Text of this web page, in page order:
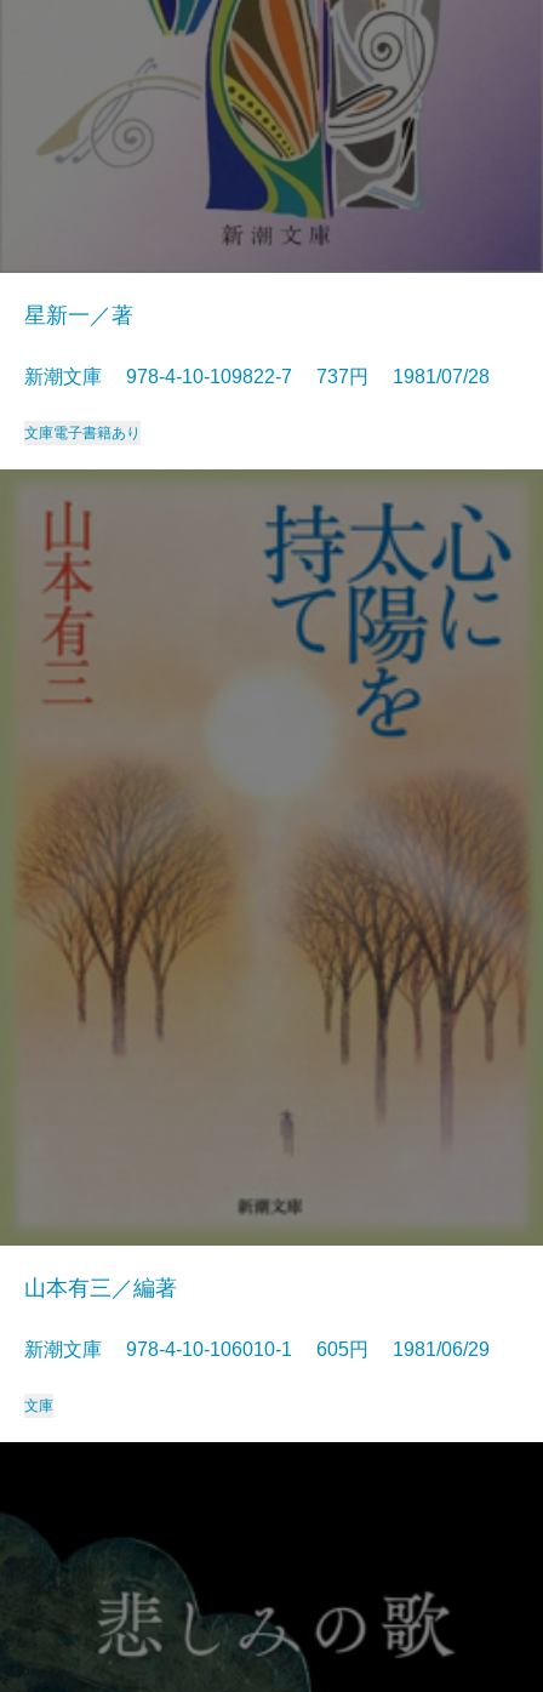
星新一／著
新潮文庫 978-4-10-109822-7 737円 1981/07/28
文庫電子書籍あり
山本有三／編著
新潮文庫 978-4-10-106010-1 605円 1981/06/29
文庫